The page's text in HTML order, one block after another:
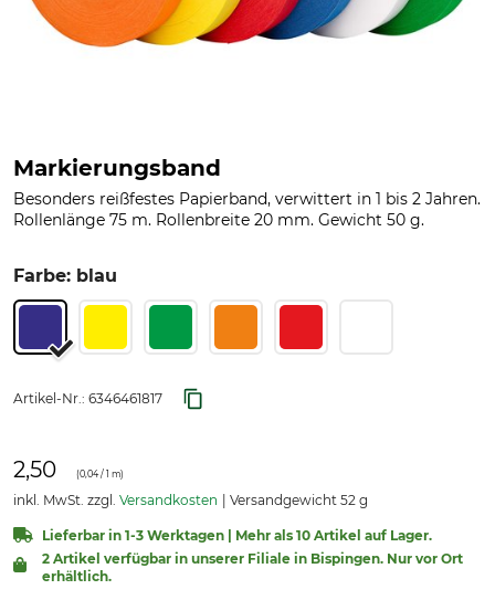
Markierungsband
Besonders reißfestes Papierband, verwittert in 1 bis 2 Jahren.
Rollenlänge 75 m. Rollenbreite 20 mm. Gewicht 50 g.
Farbe: blau
Artikel-Nr.: 6346461817
2,50 (0,04/ 1 m)
inkl. MwSt. zzgl. Versandkosten Versandgewicht 52 g
Lieferbar in 1-3 Werktagen | Mehr als 10 Artikel auf Lager.
2 Artikel verfügbar in unserer Filiale in Bispingen. Nur vor Ort
erhältlich.